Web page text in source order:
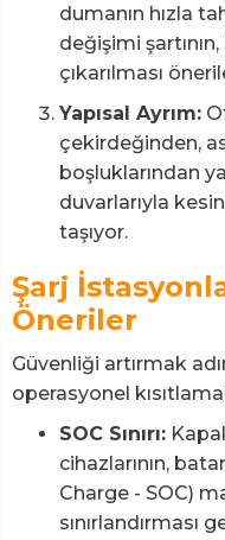
dumanın hızla
değişimi
çıkarılması
Yapısal Ayrım:
çekirdeğinden,
boşluklarından
duvarlarıyla
taşıyor.
Şarj
Öneriler
Güvenliği artırmak
operasyonel
SOC Sınırı:
cihazlarının,
Charge - SOC)
sınırlandırması